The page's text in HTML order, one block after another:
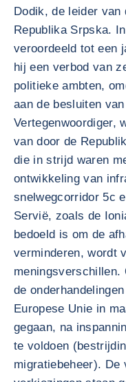
Dodik, de leider
Republika Srpska.
veroordeeld tot een
hij een verbod van
politieke ambten,
aan de besluiten
Vertegenwoordiger,
van door de
die in strijd waren
ontwikkeling van
snelwegcorridor 5c
Servië, zoals de
bedoeld is om de
verminderen, wordt
meningsverschillen.
de
Europese Unie in
gegaan, na
te voldoen
migratiebeheer). De